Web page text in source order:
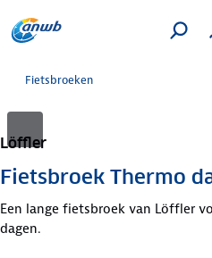
Fietsbroeken
Löffler
Fietsbroek Thermo
Een lange fietsbroek van Löffler
dagen.